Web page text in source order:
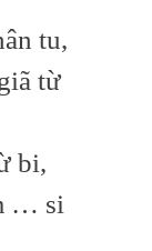
tu,
từ
bi,
… si